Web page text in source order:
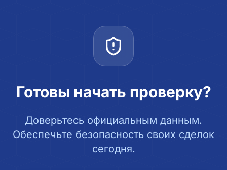
Готовы начать проверку?
Доверьтесь официальным данным.
Обеспечьте безопасность своих сделок
сегодня.